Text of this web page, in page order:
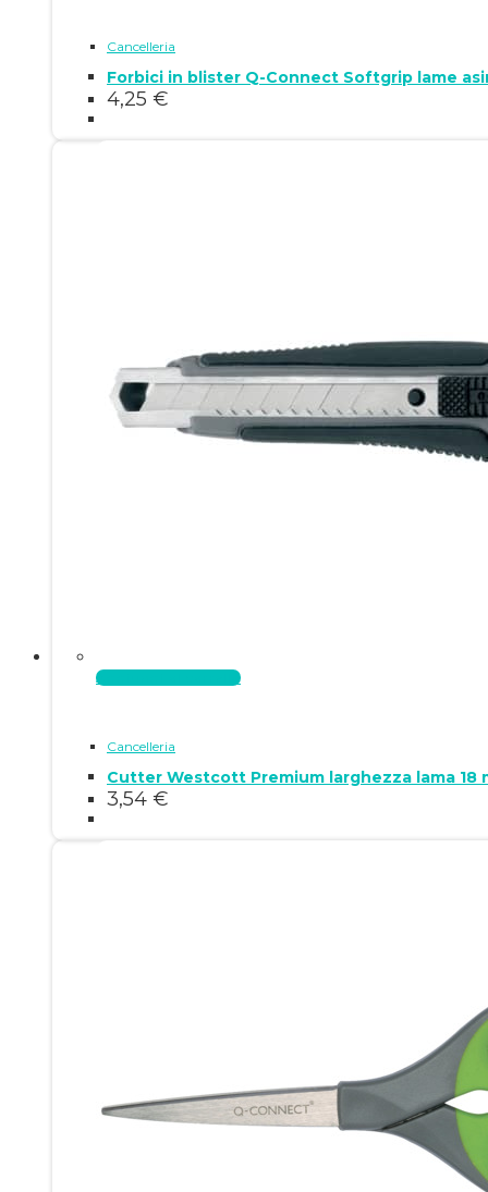
Cancelleria
Forbici in blister Q-Connect Softgrip lame
4,25 €
Aggiungi al carrello
Cancelleria
3,54 €